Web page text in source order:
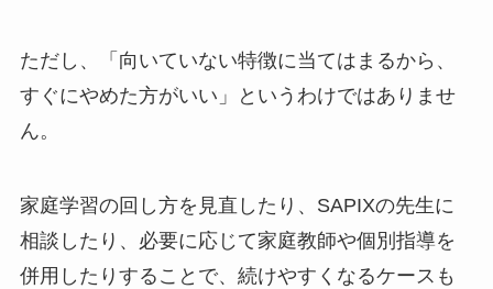
ただし、「向いていない特徴に当てはまるから、
すぐにやめた方がいい」というわけではありませ
ん。
家庭学習の回し方を見直したり、SAPIXの先生に
相談したり、必要に応じて家庭教師や個別指導を
併用したりすることで、続けやすくなるケースも